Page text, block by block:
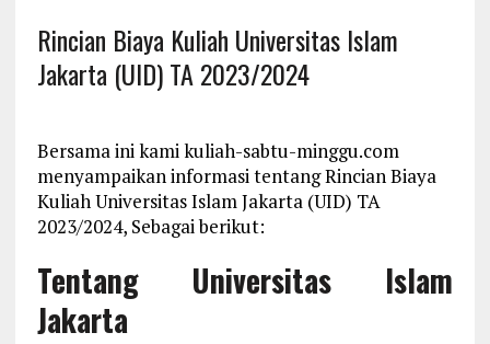
Rincian Biaya Kuliah Universitas Islam
Jakarta (UID) TA 2023/2024
Bersama ini kami kuliah-sabtu-minggu.com
menyampaikan informasi tentang Rincian Biaya
Kuliah Universitas Islam Jakarta (UID) TA
2023/2024, Sebagai berikut:
Tentang Universitas Islam
Jakarta